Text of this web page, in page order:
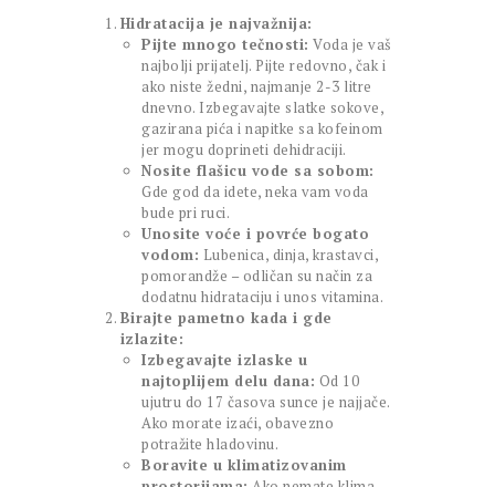
Hidratacija je najvažnija:
Pijte mnogo tečnosti: Voda je vaš
najbolji prijatelj. Pijte redovno, čak i
ako niste žedni, najmanje 2-3 litre
dnevno. Izbegavajte slatke sokove,
gazirana pića i napitke sa kofeinom
jer mogu doprineti dehidraciji.
Nosite flašicu vode sa sobom:
Gde god da idete, neka vam voda
bude pri ruci.
Unosite voće i povrće bogato
vodom: Lubenica, dinja, krastavci,
pomorandže – odličan su način za
dodatnu hidrataciju i unos vitamina.
Birajte pametno kada i gde
izlazite:
Izbegavajte izlaske u
najtoplijem delu dana: Od 10
ujutru do 17 časova sunce je najjače.
Ako morate izaći, obavezno
potražite hladovinu.
Boravite u klimatizovanim